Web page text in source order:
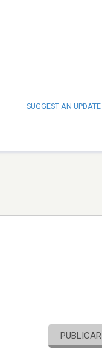
SUGGEST AN UPDATE
PUBLICAR